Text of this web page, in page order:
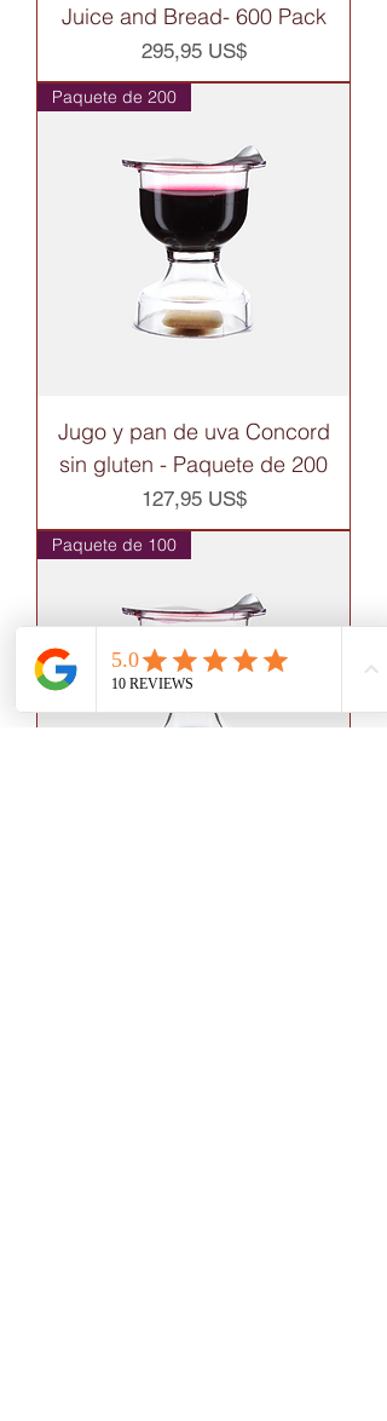
Juice and Bread- 600 Pack
Precio
295,95 US$
Paquete de 200
Jugo y pan de uva Concord
sin gluten - Paquete de 200
Precio
127,95 US$
Paquete de 100